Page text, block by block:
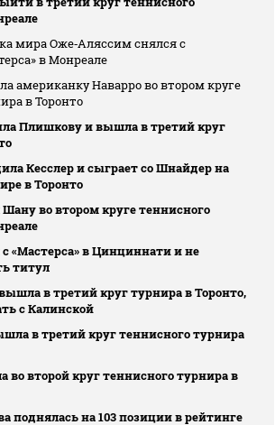
мира Оже‑Аляссим снялся с
в Монреале
американку Наварро во втором круге
в Торонто
Плишкову и вышла в третий круг
Кесслер и сыграет со Шнайдер на
в Торонто
Шану во втором круге теннисного
«Мастерса» в Цинциннати и не
титул
в третий круг турнира в Торонто,
с Калинской
в третий круг теннисного турнира
во второй круг теннисного турнира в
поднялась на 103 позиции в рейтинге